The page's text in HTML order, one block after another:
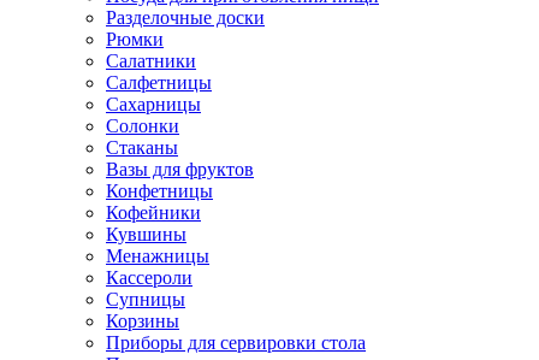
Разделочные доски
Рюмки
Салатники
Салфетницы
Сахарницы
Солонки
Стаканы
Вазы для фруктов
Конфетницы
Кофейники
Кувшины
Менажницы
Кассероли
Супницы
Корзины
Приборы для сервировки стола